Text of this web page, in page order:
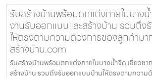
รับสร้างบ้านพร้อมตกแต่งภายในบาง
งานรับออกแบบและสร้างบ้าน รวมถึ
ให้ตรงตามความต้องการของลูกค้าม
สร้างบ้าน.com
รับสร้างบ้านพร้อมตกแต่งภายในบางน้ำจืด เชี่ยวช
สร้างบ้าน รวมถึงรับออกแบบบ้านให้ตรงตามความ